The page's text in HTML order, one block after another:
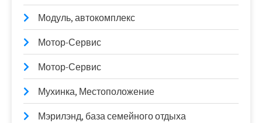
Модуль, автокомплекс
Мотор-Сервис
Мотор-Сервис
Мухинка, Местоположение
Мэрилэнд, база семейного отдыха